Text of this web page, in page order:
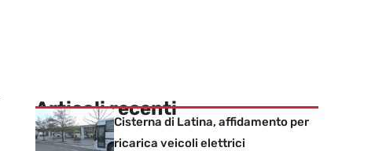
Articoli recenti
Cisterna di Latina, affidamento per
ricarica veicoli elettrici